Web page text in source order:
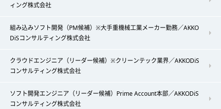
ィング株式会社
組み込みソフト開発（PM候補）※大手重機械工業メーカー勤務／AKKO
DiSコンサルティング株式会社
クラウドエンジニア（リーダー候補）※クリーンテック業界／AKKODiS
コンサルティング株式会社
ソフト開発エンジニア（リーダー候補）Prime Account本部／AKKODiS
コンサルティング株式会社